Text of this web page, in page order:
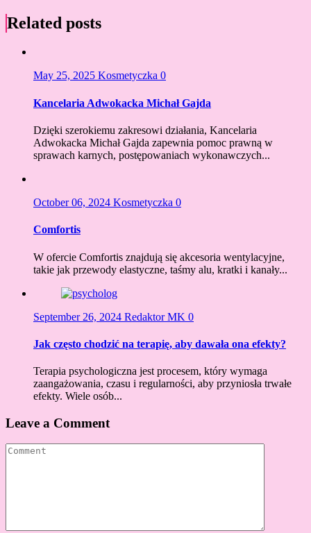
Related posts
May 25, 2025 Kosmetyczka 0
Kancelaria Adwokacka Michał Gajda
Dzięki szerokiemu zakresowi działania, Kancelaria
Adwokacka Michał Gajda zapewnia pomoc prawną w
sprawach karnych, postępowaniach wykonawczych...
October 06, 2024 Kosmetyczka 0
Comfortis
W ofercie Comfortis znajdują się akcesoria wentylacyjne,
takie jak przewody elastyczne, taśmy alu, kratki i kanały...
September 26, 2024 Redaktor MK 0
Jak często chodzić na terapię, aby dawała ona efekty?
Terapia psychologiczna jest procesem, który wymaga
zaangażowania, czasu i regularności, aby przyniosła trwałe
efekty. Wiele osób...
Leave a Comment